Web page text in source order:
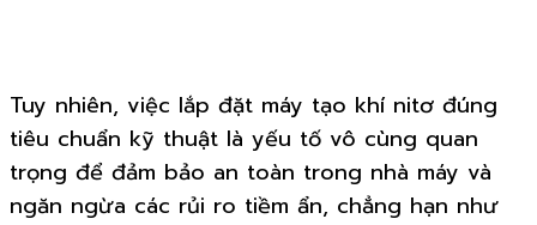
Tuy nhiên, việc lắp đặt máy tạo khí nitơ đúng
tiêu chuẩn kỹ thuật là yếu tố vô cùng quan
trọng để đảm bảo an toàn trong nhà máy và
ngăn ngừa các rủi ro tiềm ẩn, chẳng hạn như